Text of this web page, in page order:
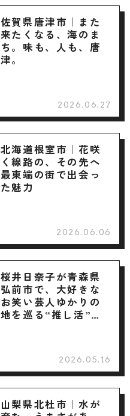
佐賀県唐津市｜また
来たくなる、海のま
ち。味も、人も、唐
津。
2026.06.27
北海道根室市｜花咲
く線路の、その先へ
最東端の街で出会っ
た魅力
2026.06.06
桜井日奈子が青森県
弘前市で、大好きな
お笑い芸人ゆかりの
地を巡る“推し活”旅
2026.05.16
山梨県北杜市｜水が